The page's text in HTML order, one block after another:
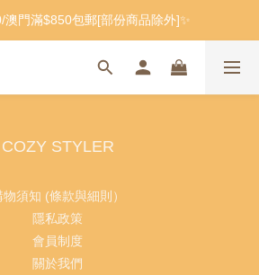
澳門滿$850包郵[部份商品除外]✨
COZY STYLER
物須知 (條款與細則）
隱私政策
會員制度
關於我們